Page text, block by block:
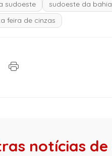
sudoeste sudoeste da bahia
feira de cinzas
notícias